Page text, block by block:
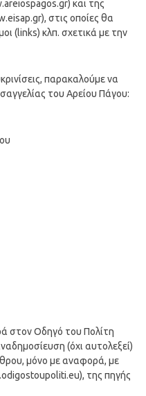
και της
στις οποίες θα
(links) κλπ. σχετικά με την
παρακαλούμε να
του Αρείου Πάγου:
στον Οδηγό του Πολίτη
(όχι αυτολεξεί)
μόνο με αναφορά, με
της πηγής